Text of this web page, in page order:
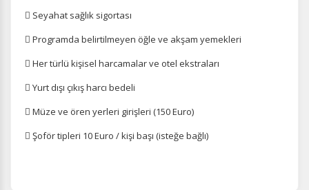
 Seyahat sağlık sigortası
 Programda belirtilmeyen öğle ve akşam yemekleri
 Her türlü kişisel harcamalar ve otel ekstraları
 Yurt dışı çıkış harcı bedeli
 Müze ve ören yerleri girişleri (150 Euro)
 Şoför tipleri 10 Euro / kişi başı (isteğe bağlı)